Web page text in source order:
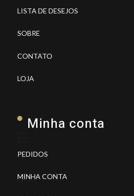
LISTA DE DESEJOS
SOBRE
CONTATO
LOJA
Minha conta
PEDIDOS
MINHA CONTA